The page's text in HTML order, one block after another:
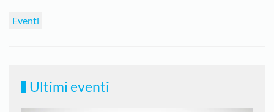
Eventi
Ultimi eventi